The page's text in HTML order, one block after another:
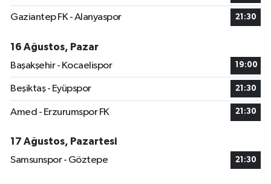
Gaziantep FK - Alanyaspor 21:30
16 Ağustos, Pazar
Başakşehir - Kocaelispor
19:00
Beşiktaş - Eyüpspor 21:30
Amed - Erzurumspor FK 21:30
17 Ağustos, Pazartesi
Samsunspor - Göztepe
21:30